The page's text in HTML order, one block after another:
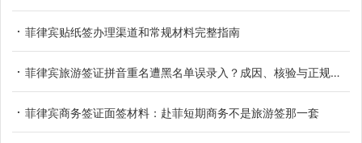
菲律宾贴纸签办理渠道和常规材料完整指南
菲律宾旅游签证拼音重名遭黑名单误录入？成因、核验与正规解决办法
菲律宾商务签证面签材料：赴菲短期商务不是旅游签那一套